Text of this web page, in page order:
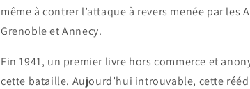
même à contrer l’attaque à revers menée par les
Grenoble et Annecy.
Fin 1941, un premier livre hors commerce et
cette bataille. Aujourd’hui introuvable, cette